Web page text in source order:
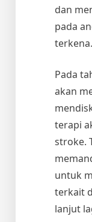
dan
pada
terkena.
Pada
akan
terapi
stroke.
untuk
terkait
lanjut